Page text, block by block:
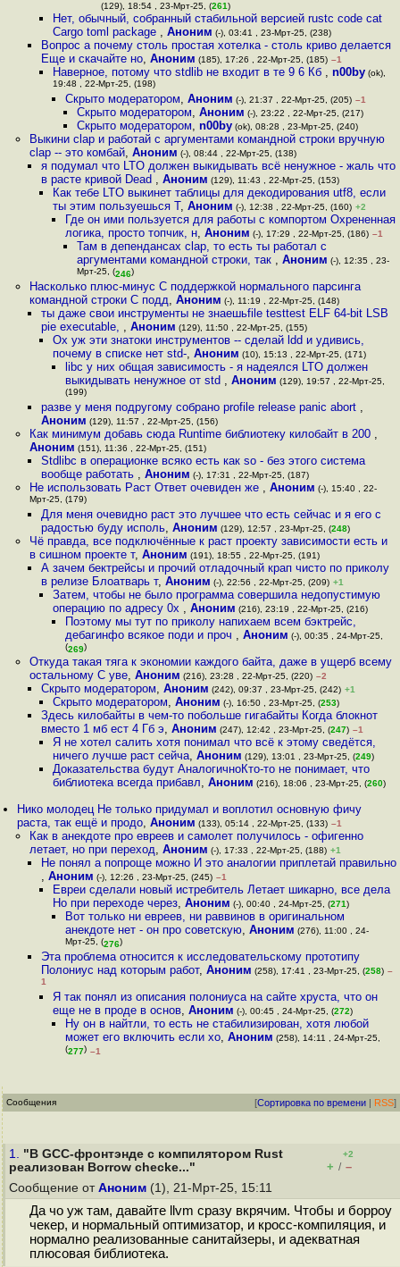
(129), 18:54 , 23-Мрт-25, (261)
Нет, обычный, собранный стабильной версией rustc code cat
Cargo toml package ,Аноним (-), 03:41 , 23-Мрт-25, (238)
Вопрос а почему столь простая хотелка - столь криво делается
Еще и скачайте но, Аноним (185), 17:26 , 22-Мрт-25, (185) –1
Наверное, потому что stdlib не входит в те 9 6 Кб ,n00by (ok),
19:48 , 22-Мрт-25, (198)
Скрыто модератором, Аноним (-), 21:37 , 22-Мрт-25, (205) –1
Скрыто модератором, Аноним (-), 23:22 , 22-Мрт-25, (217)
Скрыто модератором, n00by(ok), 08:28 , 23-Мрт-25, (240)
Выкини clap и работай с аргументами командной строки вручную
clap -- это комбай, Аноним (-), 08:44 , 22-Мрт-25, (138)
я подумал что LTO должен выкидывать всё ненужное - жаль что
в расте кривой Dead , Аноним (129), 11:43 , 22-Мрт-25, (153)
Как тебе LTO выкинет таблицы для декодирования utf8, если
ты этим пользуешься Т,Аноним (-), 12:38 , 22-Мрт-25, (160) +2
Где он ими пользуется для работы с компортом Охрененная
логика, просто топчик, н, Аноним (-), 17:29 , 22-Мрт-25, (186) –1
Там в депендансах clap, то есть ты работал с
аргументами командной строки, так , Аноним (-), 12:35 , 23-
Мрт-25, (246)
Насколько плюс-минус С поддержкой нормального парсинга
командной строки С подд, Аноним (-), 11:19 , 22-Мрт-25, (148)
ты даже свои инструменты не знаешьfile testtest ELF 64-bit LSB
pie executable, , Аноним (129), 11:50 , 22-Мрт-25, (155)
Ох уж эти знатоки инструментов -- сделай ldd и удивись,
почему в списке нет std-,Аноним (10), 15:13 , 22-Мрт-25, (171)
libc у них общая зависимость - я надеялся LTO должен
выкидывать ненужное от std , Аноним (129), 19:57 , 22-Мрт-25,
(199)
разве у меня подругому собрано profile release panic abort ,
Аноним (129), 11:57 , 22-Мрт-25, (156)
Как минимум добавь сюда Runtime библиотеку килобайт в 200 ,
Аноним (151), 11:36 , 22-Мрт-25, (151)
Stdlibc в операционке всяко есть как so - без этого система
вообще работать , Аноним (-), 17:31 , 22-Мрт-25, (187)
Не использовать Раст Ответ очевиден же , Аноним (-), 15:40 , 22-
Мрт-25, (179)
Для меня очевидно раст это лучшее что есть сейчас и я его с
радостью буду исполь, Аноним (129), 12:57 , 23-Мрт-25, (248)
Чё правда, все подключённые к раст проекту зависимости есть и
в сишном проекте т, Аноним (191), 18:55 , 22-Мрт-25, (191)
А зачем бектрейсы и прочий отладочный крап чисто по приколу
в релизе Блоатварь т, Аноним (-), 22:56 , 22-Мрт-25, (209) +1
Затем, чтобы не было программа совершила недопустимую
операцию по адресу 0x ,Аноним (216), 23:19 , 22-Мрт-25, (216)
Поэтому мы тут по приколу напихаем всем бэктрейс,
дебагинфо всякое поди и проч , Аноним (-), 00:35 , 24-Мрт-25,
(269)
Откуда такая тяга к экономии каждого байта, даже в ущерб всему
остальному С уве, Аноним (216), 23:28 , 22-Мрт-25, (220) –2
Скрыто модератором, Аноним (242), 09:37 , 23-Мрт-25, (242) +1
Скрыто модератором,Аноним (-), 16:50 , 23-Мрт-25, (253)
Здесь килобайты в чем-то побольше гигабайты Когда блокнот
вместо 1 мб ест 4 Гб э, Аноним (247), 12:42 , 23-Мрт-25, (247) –1
Я не хотел салить хотя понимал что всё к этому сведётся,
ничего лучше раст сейча,Аноним (129), 13:01 , 23-Мрт-25, (249)
Доказательства будут АналогичноКто-то не понимает, что
библиотека всегда прибавл,Аноним (216), 18:06 , 23-Мрт-25, (260)
Нико молодец Не только придумал и воплотил основную фичу
раста, так ещё и продо,Аноним (133), 05:14 , 22-Мрт-25, (133) –1
Как в анекдоте про евреев и самолет получилось - офигенно
летает, но при переход, Аноним (-), 17:33 , 22-Мрт-25, (188) +1
Не понял а попроще можно И это аналогии приплетай правильно
, Аноним (-), 12:26 , 23-Мрт-25, (245) –1
Евреи сделали новый истребитель Летает шикарно, все дела
Но при переходе через,Аноним (-), 00:40 , 24-Мрт-25, (271)
Вот только ни евреев, ни раввинов в оригинальном
анекдоте нет - он про советскую, Аноним (276), 11:00 , 24-
Мрт-25, (276)
Эта проблема относится к исследовательскому прототипу
Полониус над которым работ, Аноним (258), 17:41 , 23-Мрт-25, (258) –
1
Я так понял из описания полониуса на сайте хруста, что он
еще не в проде в основ,Аноним (-), 00:45 , 24-Мрт-25, (272)
Ну он в найтли, то есть не стабилизирован, хотя любой
может его включить если хо, Аноним (258), 14:11 , 24-Мрт-25,
(277) –1
Сообщения [Сортировка по времени | RSS]
1. "В GCC-фронтэнде с компилятором Rust
реализован Borrow checke..."
+2
+ / –
Сообщение от Аноним (1), 21-Мрт-25, 15:11
Да чо уж там, давайте llvm сразу вкрячим. Чтобы и борроу
чекер, и нормальный оптимизатор, и кросс-компиляция, и
нормално реализованные санитайзеры, и адекватная
плюсовая библиотека.